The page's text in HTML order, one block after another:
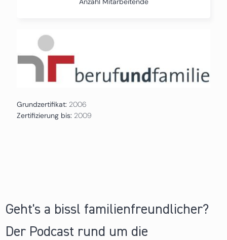
Grundzertifikat: 2006
Zertifizierung bis: 2009
Geht's a bissl familienfreundlicher?
Der Podcast rund um die